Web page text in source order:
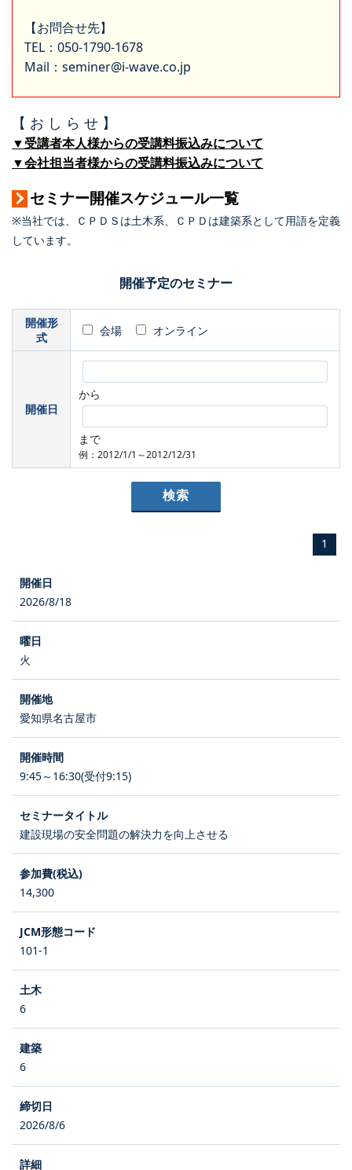
【お問合せ先】
TEL：050-1790-1678
Mail：seminer@i-wave.co.jp
【 お し ら せ 】
▼受講者本人様からの受講料振込みについて
▼会社担当者様からの受講料振込みについて
セミナー開催スケジュール一覧
※当社では、ＣＰＤＳは土木系、ＣＰＤは建築系として用語を定義
しています。
開催予定のセミナー
開催形
式
会場 オンライン
開催日
から
まで
例：2012/1/1～2012/12/31
1
2026/8/18
火
愛知県名古屋市
9:45～16:30(受付9:15)
建設現場の安全問題の解決力を向上させる
14,300
101-1
6
6
2026/8/6